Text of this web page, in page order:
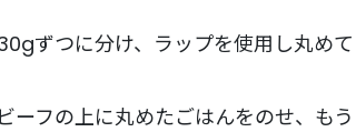
ずつに分け、ラップを使用し丸めて
ーフの上に丸めたごはんをのせ、もう